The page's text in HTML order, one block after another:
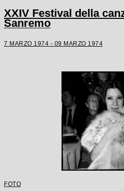
XXIV Festival della
Sanremo
7 MARZO 1974 - 09 MARZO 1974
FOTO